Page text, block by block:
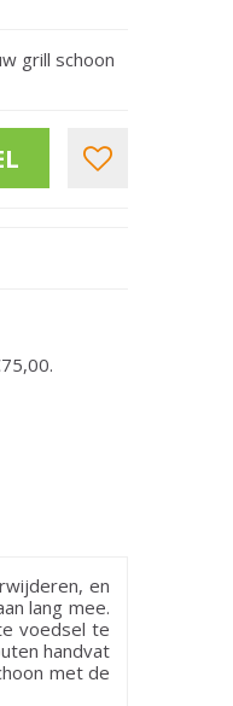
grill schoon
en
lang mee.
voedsel te
handvat
met de